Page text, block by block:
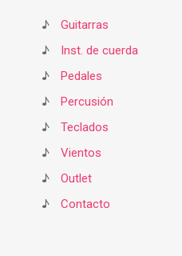
♪
Guitarras
♪
Inst. de cuerda
♪
Pedales
♪
Percusión
♪
Teclados
♪
Vientos
♪
Outlet
♪
Contacto